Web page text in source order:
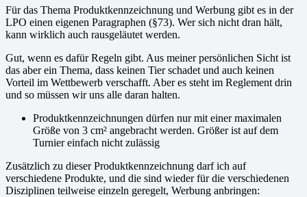
Für das Thema Produktkennzeichnung und Werbung gibt es in der
LPO einen eigenen Paragraphen (§73). Wer sich nicht dran hält,
kann wirklich auch rausgeläutet werden.
Gut, wenn es dafür Regeln gibt. Aus meiner persönlichen Sicht ist
das aber ein Thema, dass keinen Tier schadet und auch keinen
Vorteil im Wettbewerb verschafft. Aber es steht im Reglement drin
und so müssen wir uns alle daran halten.
Produktkennzeichnungen dürfen nur mit einer maximalen
Größe von 3 cm² angebracht werden. Größer ist auf dem
Turnier einfach nicht zulässig
Zusätzlich zu dieser Produktkennzeichnung darf ich auf
verschiedene Produkte, und die sind wieder für die verschiedenen
Disziplinen teilweise einzeln geregelt, Werbung anbringen: